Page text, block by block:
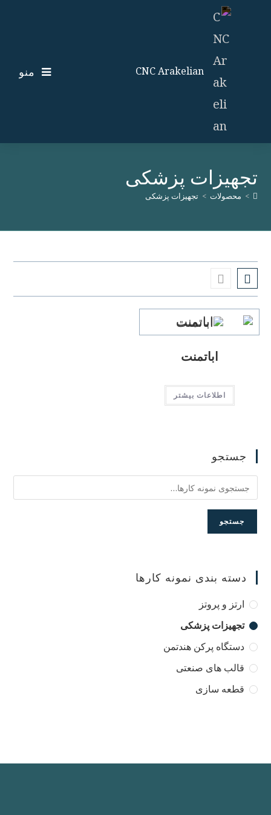
CNC Arakelian منو
تجهیزات پزشکی
> محصولات > تجهیزات پزشکی
اباتمنت
اطلاعات بیشتر
جستجو
جستجو
دسته بندی نمونه کارها
ارتز و پروتز
تجهیزات پزشکی
دستگاه پرکن هندتمن
قالب های صنعتی
قطعه سازی